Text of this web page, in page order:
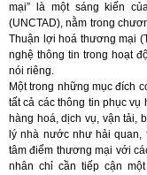
mại” là một sáng kiến
(UNCTAD), nằm trong
Thuận lợi hoá thương mại
nghệ thông tin trong hoạt
nói riêng.
Một trong những mục đích
tất cả các thông tin phục
hàng hoá, dịch vụ, vận tải,
lý nhà nước như hải quan,
tâm điểm thương mại với
nhân chỉ cần tiếp cận